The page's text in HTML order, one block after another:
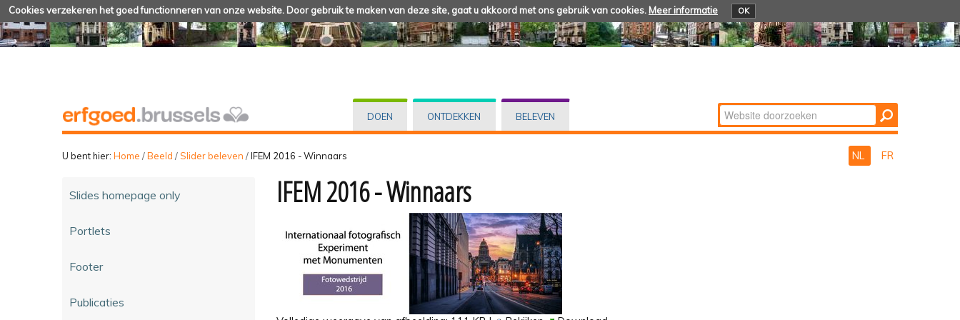
Cookies verzekeren het goed functionneren van onze website. Door gebruik te maken van deze site, gaat u akkoord met ons gebruik van cookies. Meer informatie OK
DOEN ONTDEKKEN BELEVEN Zoek
Geavanceerd
U bent hier: Home /Beeld /Slider beleven /IFEM 2016 - Winnaars NL FR
Slides homepage only
Portlets
Footer
Publicaties
IFEM 2016 - Winnaars